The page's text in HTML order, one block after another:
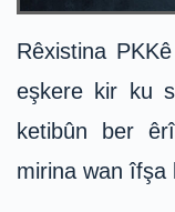
Rêxistina
eşkere kir ku
ketibûn ber
mirina wan îfşa